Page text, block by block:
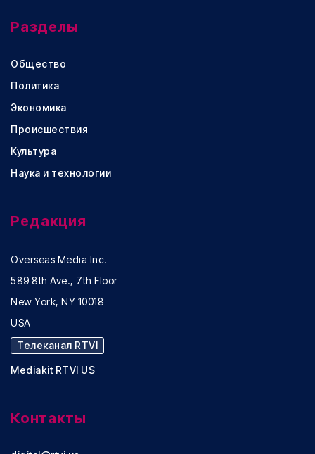
Разделы
Общество
Политика
Экономика
Происшествия
Культура
Наука и технологии
Редакция
Overseas Media Inc.
589 8th Ave., 7th Floor
New York, NY 10018
USA
Телеканал RTVI
Mediakit RTVI US
Контакты